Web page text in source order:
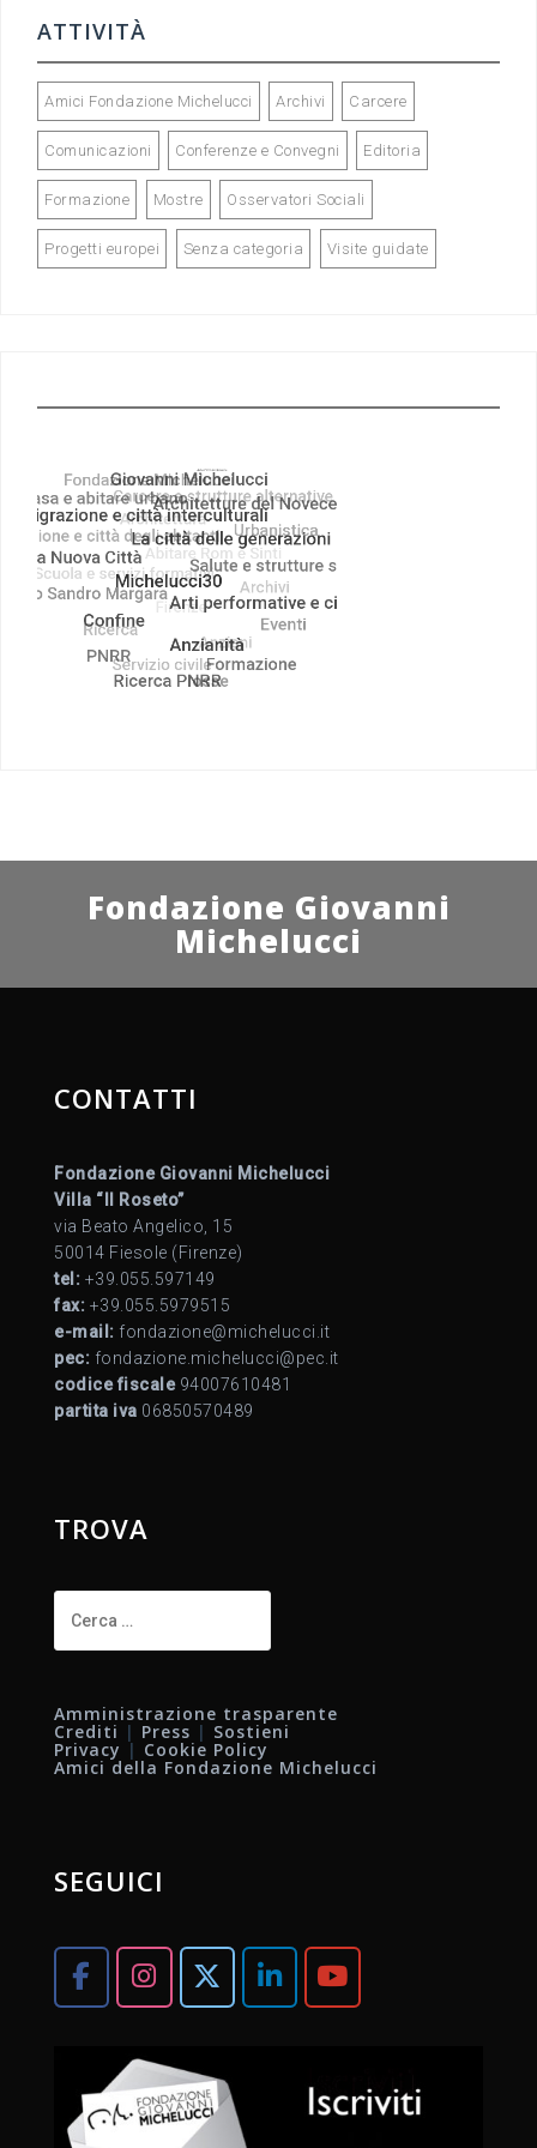
ATTIVITÀ
Amici Fondazione Michelucci Archivi Carcere
Comunicazioni Conferenze e Convegni Editoria
Formazione Mostre Osservatori Sociali
Progetti europei Senza categoria Visite guidate
Fondazione Giovanni
Michelucci
CONTATTI
Fondazione Giovanni Michelucci
Villa “Il Roseto”
via Beato Angelico, 15
50014 Fiesole (Firenze)
tel: +39.055.597149
fax: +39.055.5979515
e-mail: fondazione@michelucci.it
pec: fondazione.michelucci@pec.it
codice fiscale94007610481
partita iva 06850570489
TROVA
per:
Amministrazione trasparente
Crediti | Press | Sostieni
Privacy | Cookie Policy
Amici della Fondazione Michelucci
SEGUICI